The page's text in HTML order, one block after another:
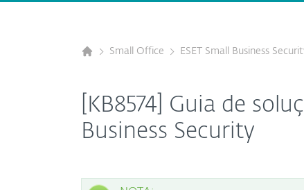
Small Office ESET Small Business
[KB8574] Guia de
Business Security